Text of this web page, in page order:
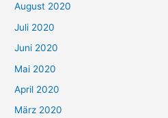
August 2020
Juli 2020
Juni 2020
Mai 2020
April 2020
März 2020